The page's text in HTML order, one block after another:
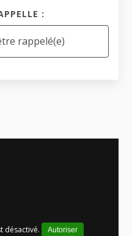
:
rappelé(e)
désactivé. Autoriser